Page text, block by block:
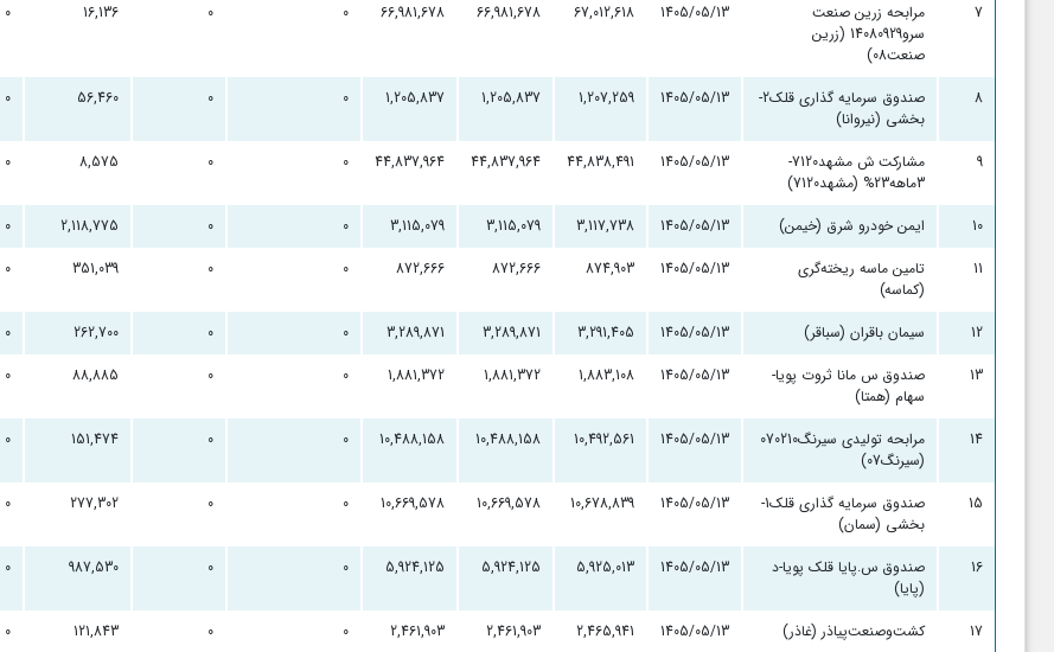
7
مرابحه زرین صنعت
سرو14080929 (زرین
صنعت08)
1405/05/13
67,012,618
66,981,678
66,981,678
0
0
16,136
0
8
صندوق سرمایه گذاری قلک2-
بخشی (نیروانا)
1405/05/13
1,207,259
1,205,837
1,205,837
0
0
56,460
0
9
مشارکت ش مشهد7120-
3ماهه23% (مشهد7120)
1405/05/13
44,838,491
44,837,964
44,837,964
0
0
8,575
0
10 ایمن خودرو شرق (خیمن) 1405/05/13
3,117,738
3,115,079
3,115,079
0
0
2,118,775
0
11
تامین‌ ماسه‌ ریخته‌گری‌
(کماسه)
1405/05/13
874,903
872,666
872,666
0
0
351,039
0
12 سیمان باقران (سباقر) 1405/05/13
3,291,405
3,289,871
3,289,871
0
0
262,700
0
13
صندوق س مانا ثروت پویا-
سهام (همتا)
1405/05/13
1,883,108
1,881,372
1,881,372
0
0
88,885
0
14
مرابحه تولیدی سیرنگ070210
(سیرنگ07)
1405/05/13
10,492,561
10,488,158
10,488,158
0
0
151,474
0
15
صندوق سرمایه گذاری قلک1-
بخشی (سمان)
1405/05/13
10,678,839
10,669,578
10,669,578
0
0
277,302
0
16
صندوق س.پایا قلک پویا-د
(پایا)
1405/05/13
5,925,013
5,924,125
5,924,125
0
0
987,530
0
17 کشت‌وصنعت‌پیاذر (غاذر) 1405/05/13
2,465,941
2,461,903
2,461,903
0
0
121,843
0